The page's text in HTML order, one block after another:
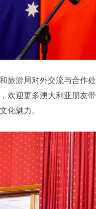
旅游局对外交流与合作
欢迎更多澳大利亚朋友
化魅力。